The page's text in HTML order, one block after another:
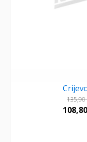
135,90
108,80